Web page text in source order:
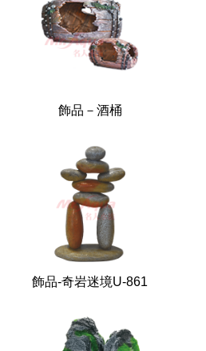
飾品－酒桶
飾品-奇岩迷境U-861